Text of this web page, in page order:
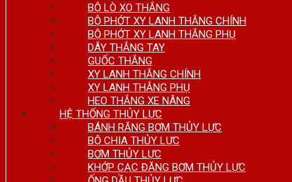
BỘ LÒ XO THẮNG
BỘ PHỚT XY LANH THẮNG CHÍNH
BỘ PHỚT XY LANH THẮNG PHỤ
DÂY THẮNG TAY
GUỐC THẮNG
XY LANH THẮNG CHÍNH
XY LANH THẮNG PHỤ
HEO THẮNG XE NÂNG
HỆ THỐNG THỦY LỰC
BÁNH RĂNG BƠM THỦY LỰC
BỘ CHIA THỦY LỰC
BƠM THỦY LỰC
KHỚP CẠC ĐĂNG BƠM THỦY LỰC